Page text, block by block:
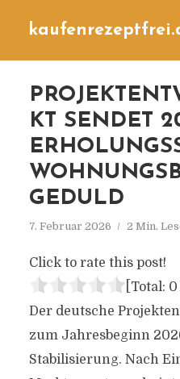
KT SENDET
GEDULD
7. Februar 2026 2 Min.
Click to rate this post!
[Total: 0
Der deutsche
zum Jahresbeginn
Stabilisierung. Nach